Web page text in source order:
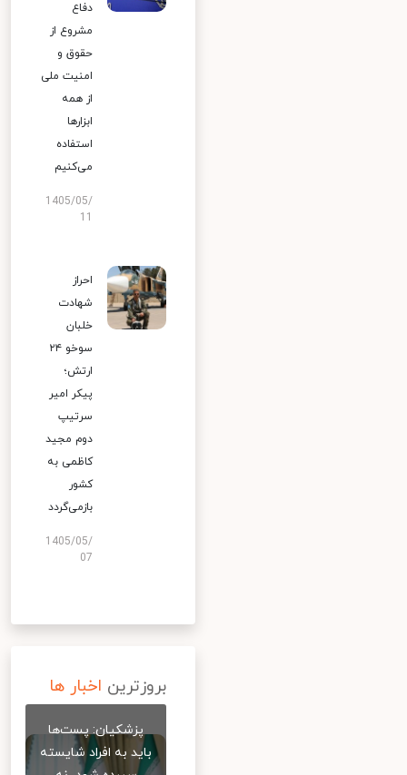
دفاع
مشروع از
حقوق و
امنیت ملی
از همه
ابزارها
استفاده
می‌کنیم
1405/05/
احراز
شهادت
خلبان
سوخو ۲۴
ارتش؛
پیکر امیر
سرتیپ
دوم مجید
کاظمی به
کشور
بازمی‌گردد
1405/05/
07
بروزترین اخبار ها
پزشکیان: پست‌ها
باید به افراد شایسته